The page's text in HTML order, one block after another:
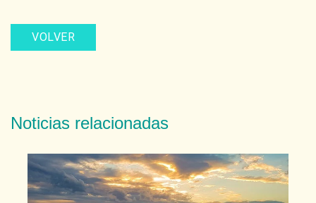
VOLVER
Noticias relacionadas